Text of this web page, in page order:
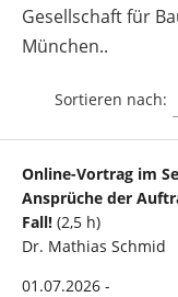
Gesellschaft für
München..
Sortieren nach:
Online-Vortrag im
Ansprüche der
Fall! (2,5 h)
Dr. Mathias Schmid
01.07.2026 -